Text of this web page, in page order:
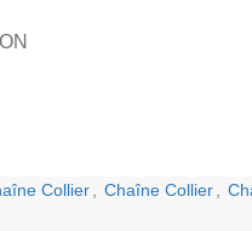
Collier Chaîne Collier